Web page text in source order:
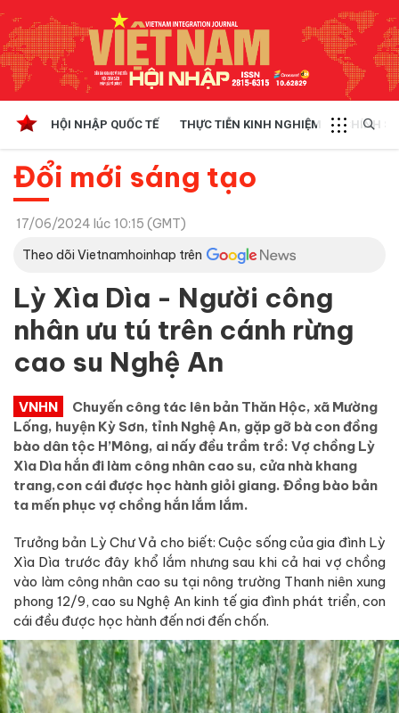
HỘI NHẬP QUỐC TẾ THỰC TIỄN KINH NGHIỆM CHÍNH
Đổi mới sáng tạo
17/06/2024 lúc 10:15 (GMT)
Theo dõi Vietnamhoinhap trên
Lỳ Xìa Dìa - Người công
nhân ưu tú trên cánh rừng
cao su Nghệ An
VNHN
Chuyến công tác lên bản Thăn Hộc, xã Mường
Lống, huyện Kỳ Sơn, tỉnh Nghệ An, gặp gỡ bà con đồng
bào dân tộc H’Mông, ai nấy đều trầm trồ: Vợ chồng Lỳ
Xìa Dìa hắn đi làm công nhân cao su, cửa nhà khang
trang,con cái được học hành giỏi giang. Đồng bào bản
ta mến phục vợ chồng hắn lắm lắm.
Trưởng bản Lỳ Chư Vả cho biết: Cuộc sống của gia đình Lỳ
Xìa Dìa trước đây khổ lắm nhưng sau khi cả hai vợ chồng
vào làm công nhân cao su tại nông trường Thanh niên xung
phong 12/9, cao su Nghệ An kinh tế gia đình phát triển, con
cái đều được học hành đến nơi đến chốn.